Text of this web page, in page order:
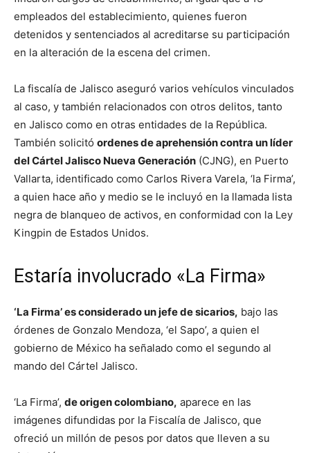
empleados del establecimiento, quienes fueron
detenidos y sentenciados al acreditarse su participación
en la alteración de la escena del crimen.
La fiscalía de Jalisco aseguró varios vehículos vinculados
al caso, y también relacionados con otros delitos, tanto
en Jalisco como en otras entidades de la República.
También solicitó ordenes de aprehensión contra un líder
del Cártel Jalisco Nueva Generación (CJNG), en Puerto
Vallarta, identificado como Carlos Rivera Varela, ‘la Firma’,
a quien hace año y medio se le incluyó en la llamada lista
negra de blanqueo de activos, en conformidad con la Ley
Kingpin de Estados Unidos.
Estaría involucrado «La Firma»
‘La Firma’ es considerado un jefe de sicarios, bajo las
órdenes de Gonzalo Mendoza, ‘el Sapo’, a quien el
gobierno de México ha señalado como el segundo al
mando del Cártel Jalisco.
‘La Firma’, de origen colombiano, aparece en las
imágenes difundidas por la Fiscalía de Jalisco, que
ofreció un millón de pesos por datos que lleven a su